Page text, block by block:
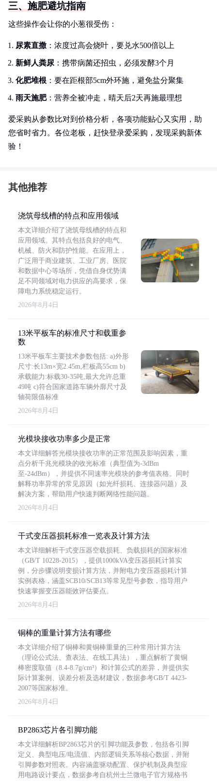
三、施肥避坑指南
这些操作会让你的小葱很受伤：
尿素直撒 ：浓度过高会烧叶，要兑水500倍以上
新鲜人粪尿 ：携带病菌还招虫，必须发酵3个月
化肥堆根 ：要在距根部5cm外环施，避免盐分聚集
雨天施肥：营养全被冲走，晴天后2天再施最理想
爱采购从参数比对到价格分析，各项功能贴心又实用，助
您省时省力。各位老板，赶快登录爱采购，发现采购新体
验！
其他推荐
浇筑母线槽的特点和应用领域
本文详细介绍了浇筑母线槽的特点和
应用领域。其特点包括良好的电气、
机械、防火和防护性能。在应用上，
广泛用于商业建筑、工业厂房、医院
和数据中心等场所，凭借自身优势满
足不同领域对电力供应的高要求，保
障电力系统稳定运行。
2026年8月4日
13米平板车的标准尺寸和载重参
数
13米平板车主要技术参数包括: a)外形
尺寸:长13m×宽2.45m,栏板高55cm b)
承载能力:标载30-35吨,最大允许总重
49吨 c)符合国家道路车辆外廓尺寸及
轴荷限值标准
2026年8月4日
光模块接收功率多少是正常
本文详细解答光模块接收功率的正常范围及影响因素，重
点分析千兆光模块的收光标准（典型值为-3dBm
至-24dBm），并提供不同速率光模块的参考值表格。同时
解释功率异常的常见原因（如光纤损耗、连接器问题）及
解决方案，帮助用户快速判断网络性能问题。
2026年8月4日
干式变压器损耗标准一览表及计算方法
本文详细解析干式变压器空载损耗、负载损耗的国家标准
（GB/T 10228-2015），提供1000kVA变压器损耗计算实
例，分步骤说明变损计算方法，并附电力变压器损耗计算
实例表格，涵盖SCB10/SCB13等常见型号参数，指导用户
快速掌握变压器能效评估要点。
2026年8月4日
铜棒的重量计算方法有哪些
本文详细介绍了铜棒和黄铜棒重量的三种常用计算方法
（理论公式法、查表法、在线工具法），重点解析了黄铜
棒密度取值（8.4-8.7g/cm³）和计算公式的差异，并提供实
际计算案例、误差分析及选材建议，数据参考GB/T 4423-
2007等国家标准。
2026年8月4日
BP2863芯片各引脚功能
本文详细解析BP2863芯片的引脚功能及参数，包括各引脚
定义、典型电压/电流值、内部逻辑关系等核心数据，并附
引脚参数对照表。内容涵盖驱动配置、保护机制及典型应
用电路设计要点，数据参考自杭州士兰微电子官方规格书